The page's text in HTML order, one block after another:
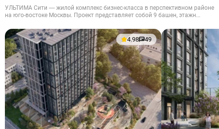
УЛЬТИМА Сити — жилой комплекс бизнес-класса в перспективном районе
на юго-востоке Москвы. Проект представляет собой 9 башен, этажн...
4.98 49